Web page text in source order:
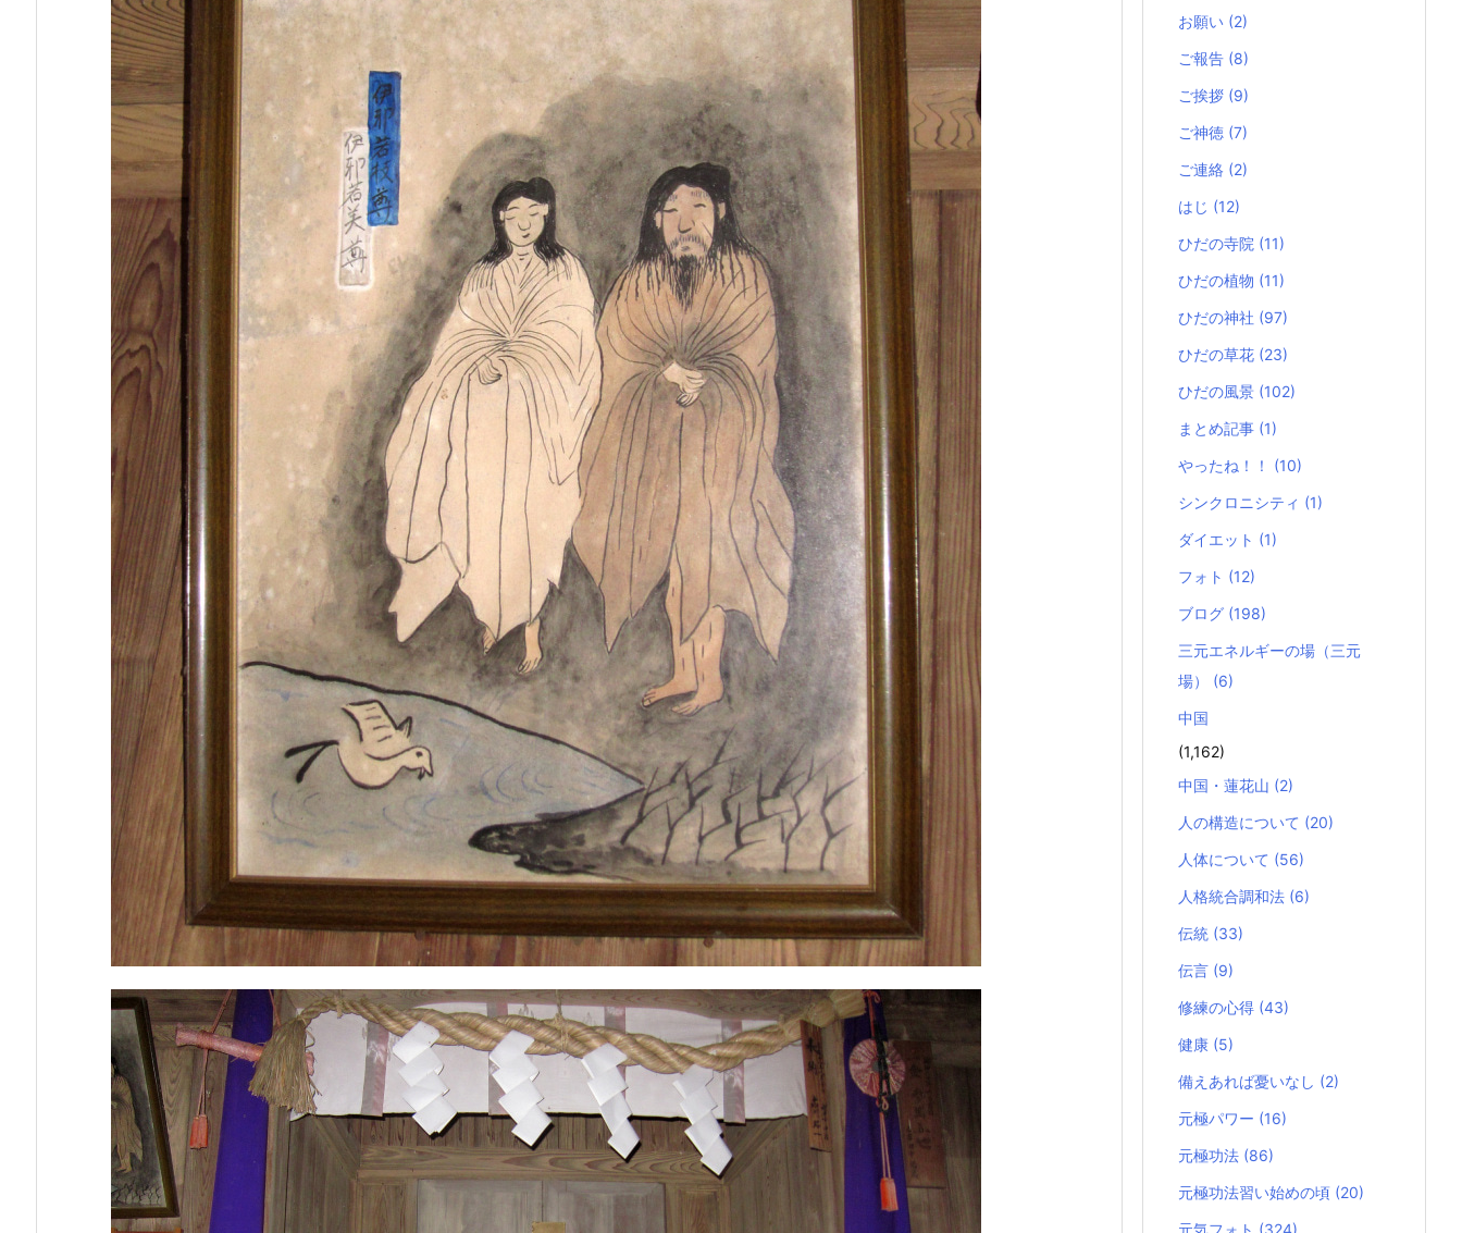
お願い (2)
ご報告 (8)
ご挨拶 (9)
ご神徳 (7)
ご連絡 (2)
はじ (12)
ひだの寺院 (11)
ひだの植物 (11)
ひだの神社 (97)
ひだの草花 (23)
ひだの風景 (102)
まとめ記事 (1)
やったね！！ (10)
シンクロニシティ (1)
ダイエット (1)
フォト (12)
ブログ (198)
三元エネルギーの場（三元
場） (6)
中国
(1,162)
中国・蓮花山 (2)
人の構造について (20)
人体について (56)
人格統合調和法 (6)
伝統 (33)
伝言 (9)
修練の心得 (43)
健康 (5)
備えあれば憂いなし (2)
元極パワー (16)
元極功法 (86)
元極功法習い始めの頃 (20)